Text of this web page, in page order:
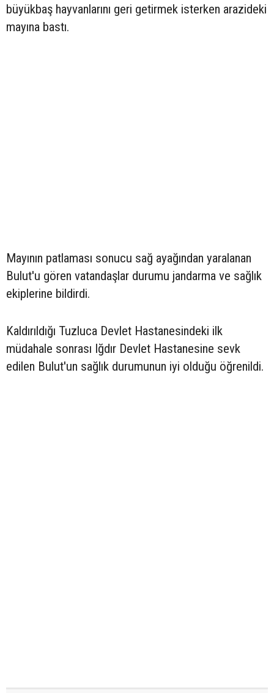
büyükbaş hayvanlarını geri getirmek isterken arazideki
mayına bastı.
Mayının patlaması sonucu sağ ayağından yaralanan
Bulut'u gören vatandaşlar durumu jandarma ve sağlık
ekiplerine bildirdi.
Kaldırıldığı Tuzluca Devlet Hastanesindeki ilk
müdahale sonrası Iğdır Devlet Hastanesine sevk
edilen Bulut'un sağlık durumunun iyi olduğu öğrenildi.